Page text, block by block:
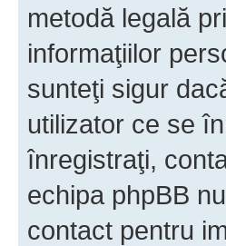
metodă legală
informaţiilor
sunteţi sigur
utilizator ce se
înregistraţi,
echipa phpBB
contact pentru